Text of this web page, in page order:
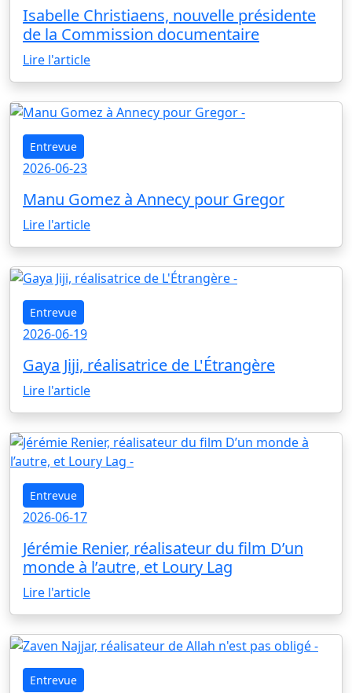
Isabelle Christiaens, nouvelle présidente
de la Commission documentaire
Lire l'article
Entrevue
2026-06-23
Manu Gomez à Annecy pour Gregor
Lire l'article
Entrevue
2026-06-19
Gaya Jiji, réalisatrice de L'Étrangère
Lire l'article
Entrevue
2026-06-17
Jérémie Renier, réalisateur du film D’un
monde à l’autre, et Loury Lag
Lire l'article
Entrevue